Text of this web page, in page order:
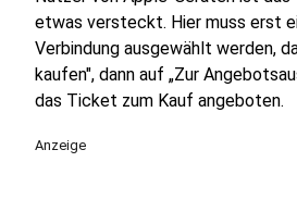
etwas versteckt. Hier muss erst
Verbindung ausgewählt werden,
kaufen", dann auf „Zur
das Ticket zum Kauf angeboten.
Anzeige